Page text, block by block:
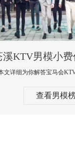
查看男模